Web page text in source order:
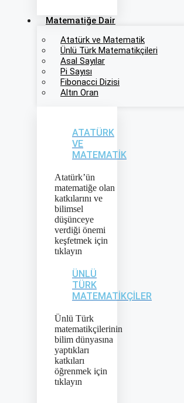
Matematiğe Dair
Atatürk ve Matematik
Ünlü Türk Matematikçileri
Asal Sayılar
Pi Sayısı
Fibonacci Dizisi
Altın Oran
ATATÜRK
VE
MATEMATIK
Atatürk’ün
matematiğe olan
katkılarını ve
bilimsel
düşünceye
verdiği önemi
keşfetmek için
tıklayın
ÜNLÜ
TÜRK
MATEMATIKÇILER
Ünlü Türk
matematikçilerinin
bilim dünyasına
yaptıkları
katkıları
öğrenmek için
tıklayın